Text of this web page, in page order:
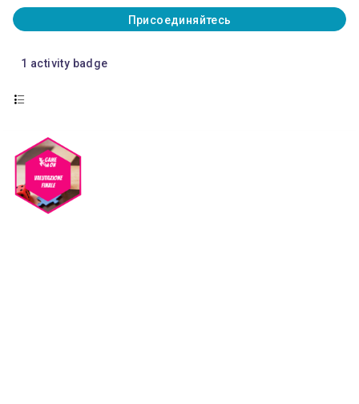
Присоединяйтесь
1 activity badge